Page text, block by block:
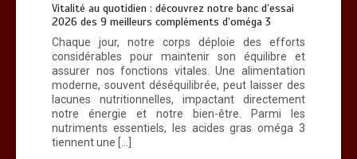
Vitalité au quotidien : découvrez notre banc d’essai
2026 des 9 meilleurs compléments d’oméga 3
Chaque jour, notre corps déploie des efforts
considérables pour maintenir son équilibre et
assurer nos fonctions vitales. Une alimentation
moderne, souvent déséquilibrée, peut laisser des
lacunes nutritionnelles, impactant directement
notre énergie et notre bien-être. Parmi les
nutriments essentiels, les acides gras oméga 3
tiennent une […]